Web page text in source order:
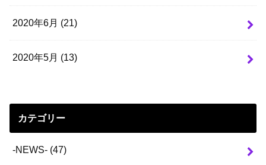
2020年6月 (21)
2020年5月 (13)
カテゴリー
-NEWS- (47)